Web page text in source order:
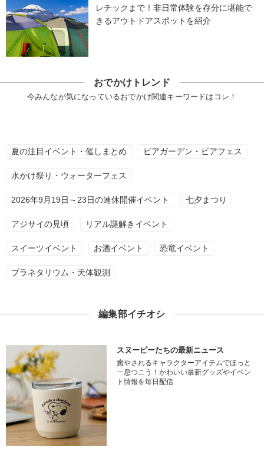
レチックまで！非日常体験を存分に堪能で
きるアウトドアスポットを紹介
おでかけトレンド
今みんなが気になっているおでかけ関連キーワードはコレ！
夏の注目イベント・催しまとめ ビアガーデン・ビアフェス
水かけ祭り・ウォーターフェス
2026年9月19日～23日の連休開催イベント 七夕まつり
アジサイの見頃 リアル謎解きイベント
スイーツイベント お酒イベント 恐竜イベント
プラネタリウム・天体観測
編集部イチオシ
スヌーピーたちの最新ニュース
癒やされるキャラクターアイテムでほっと
一息つこう！かわいい最新グッズやイベン
ト情報を毎日配信